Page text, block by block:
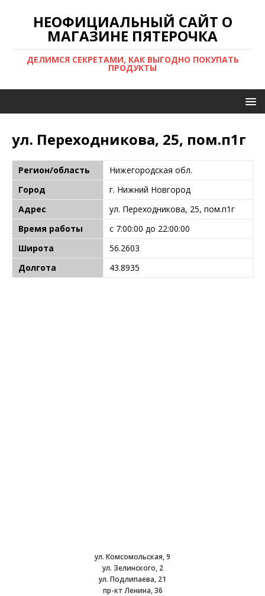
НЕОФИЦИАЛЬНЫЙ САЙТ О
МАГАЗИНЕ ПЯТЕРОЧКА
ДЕЛИМСЯ СЕКРЕТАМИ, КАК ВЫГОДНО ПОКУПАТЬ
ПРОДУКТЫ
ул. Переходникова, 25, пом.п1г
Регион/область
Нижегородская обл.
Город
г. Нижний Новгород
Адрес
ул. Переходникова, 25, пом.п1г
Время работы
с 7:00:00 до 22:00:00
Широта
56.2603
Долгота
43.8935
ул. Комсомольская, 9
ул. Зелинского, 2
ул. Подлипаева, 21
пр-кт Ленина, 36